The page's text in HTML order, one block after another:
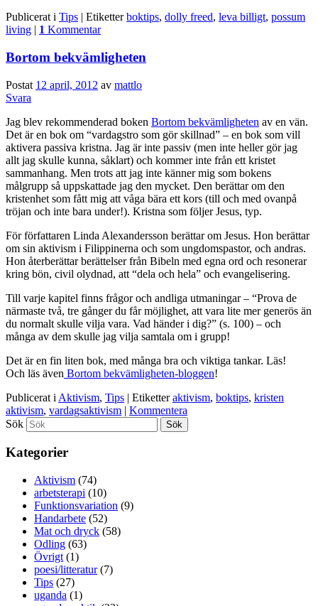
Publicerat i Tips | Etiketter boktips, dolly freed, leva billigt, possum
living | 1 Kommentar
Bortom bekvämligheten
Postat 12 april, 2012 av mattlo
Svara
Jag blev rekommenderad boken Bortom bekvämligheten av en vän.
Det är en bok om “vardagstro som gör skillnad” – en bok som vill
aktivera passiva kristna. Jag är inte passiv (men inte heller gör jag
allt jag skulle kunna, såklart) och kommer inte från ett kristet
sammanhang. Men trots att jag inte känner mig som bokens
målgrupp så uppskattade jag den mycket. Den berättar om den
kristenhet som fått mig att våga bära ett kors (till och med ovanpå
tröjan och inte bara under!). Kristna som följer Jesus, typ.
För författaren Linda Alexandersson berättar om Jesus. Hon berättar
om sin aktivism i Filippinerna och som ungdomspastor, och andras.
Hon återberättar berättelser från Bibeln med egna ord och resonerar
kring bön, civil olydnad, att “dela och hela” och evangelisering.
Till varje kapitel finns frågor och andliga utmaningar – “Prova de
närmaste två, tre gånger du får möjlighet, att vara lite mer generös än
du normalt skulle vilja vara. Vad händer i dig?” (s. 100) – och
många av dem skulle jag vilja samtala om i grupp!
Det är en fin liten bok, med många bra och viktiga tankar. Läs!
Och läs även Bortom bekvämligheten-bloggen!
Publicerat i Aktivism, Tips | Etiketter aktivism, boktips, kristen
aktivism, vardagsaktivism | Kommentera
Sök
Kategorier
Aktivism (74)
arbetsterapi (10)
Funktionsvariation (9)
Handarbete (52)
Mat och dryck (58)
Odling (63)
Övrigt (1)
poesi/litteratur(7)
Tips (27)
uganda (1)